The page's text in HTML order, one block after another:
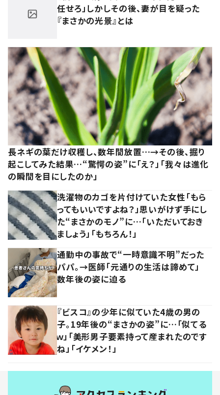
任せろ」しかしその後、妻が目を疑った
『まさかの光景』とは
長ネギの葉だけ収穫し、数年間放置…→その後、掘り
起こしてみた結果…“驚愕の姿”に「え？」「我々は進化
の瞬間を目にしたのか」
洗濯物のカゴを片付けていた女性「もら
ってもいいですよね？」思いがけず手にし
た“まさかのモノ”に…「いただいておき
ましょう」「もちろん！」
通勤中の事故で“一時意識不明”だった
パパ。→医師「元通りの生活は諦めて」
数年後の姿に迫る
『ビスコ』の少年に似ていた4歳の男の
子。19年後の“まさかの姿”に…「似てる
ｗ」「美形男子要素持って産まれたのです
ね」「イケメン！」